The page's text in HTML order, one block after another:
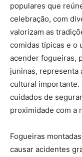
populares que
celebração, com
valorizam as
comidas típicas e o
acender fogueiras,
juninas, representa
cultural importante.
cuidados de
proximidade com a
Fogueiras
causar acidentes